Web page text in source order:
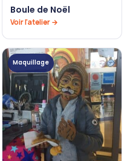
Boule de Noël
Voir l'atelier →
Maquillage